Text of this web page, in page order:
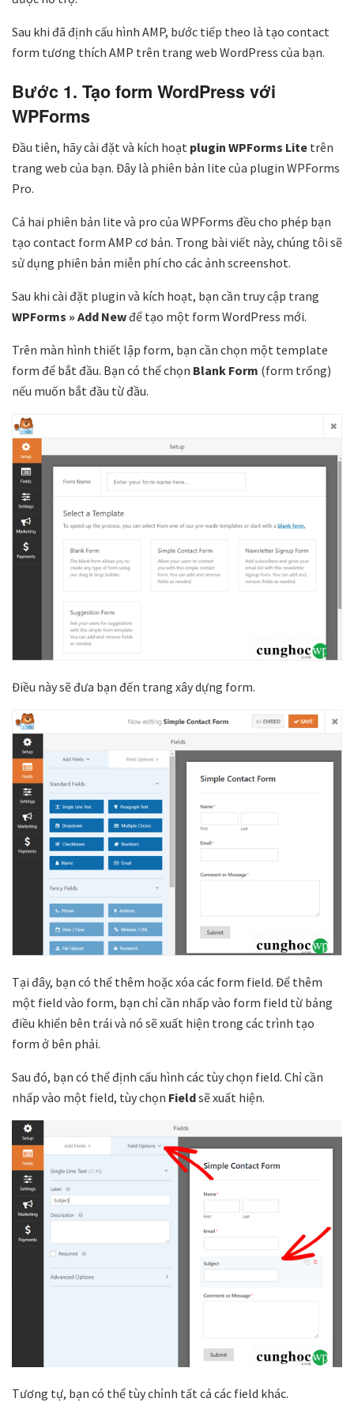
Sau khi đã định cấu hình AMP, bước tiếp theo là tạo contact
form tương thích AMP trên trang web WordPress của bạn.
Bước 1. Tạo form WordPress với
WPForms
Đầu tiên, hãy cài đặt và kích hoạt plugin WPForms Lite trên
trang web của bạn. Đây là phiên bản lite của plugin WPForms
Pro.
Cả hai phiên bản lite và pro của WPForms đều cho phép bạn
tạo contact form AMP cơ bản. Trong bài viết này, chúng tôi sẽ
sử dụng phiên bản miễn phí cho các ảnh screenshot.
Sau khi cài đặt plugin và kích hoạt, bạn cần truy cập trang
WPForms » Add Newđể tạo một form WordPress mới.
Trên màn hình thiết lập form, bạn cần chọn một template
form để bắt đầu. Bạn có thể chọn Blank Form (form trống)
nếu muốn bắt đầu từ đầu.
Điều này sẽ đưa bạn đến trang xây dựng form.
Tại đây, bạn có thể thêm hoặc xóa các form field. Để thêm
một field vào form, bạn chỉ cần nhấp vào form field từ bảng
điều khiển bên trái và nó sẽ xuất hiện trong các trình tạo
form ở bên phải.
Sau đó, bạn có thể định cấu hình các tùy chọn field. Chỉ cần
nhấp vào một field, tùy chọn Fieldsẽ xuất hiện.
Tương tự, bạn có thể tùy chỉnh tất cả các field khác.